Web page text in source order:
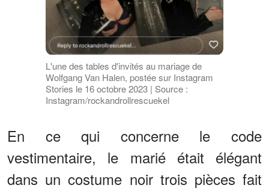
L'une des tables d'invités au mariage de
Wolfgang Van Halen, postée sur Instagram
Stories le 16 octobre 2023 | Source :
Instagram/rockandrollrescuekel
En ce qui concerne le code
vestimentaire, le marié était élégant
dans un costume noir trois pièces fait